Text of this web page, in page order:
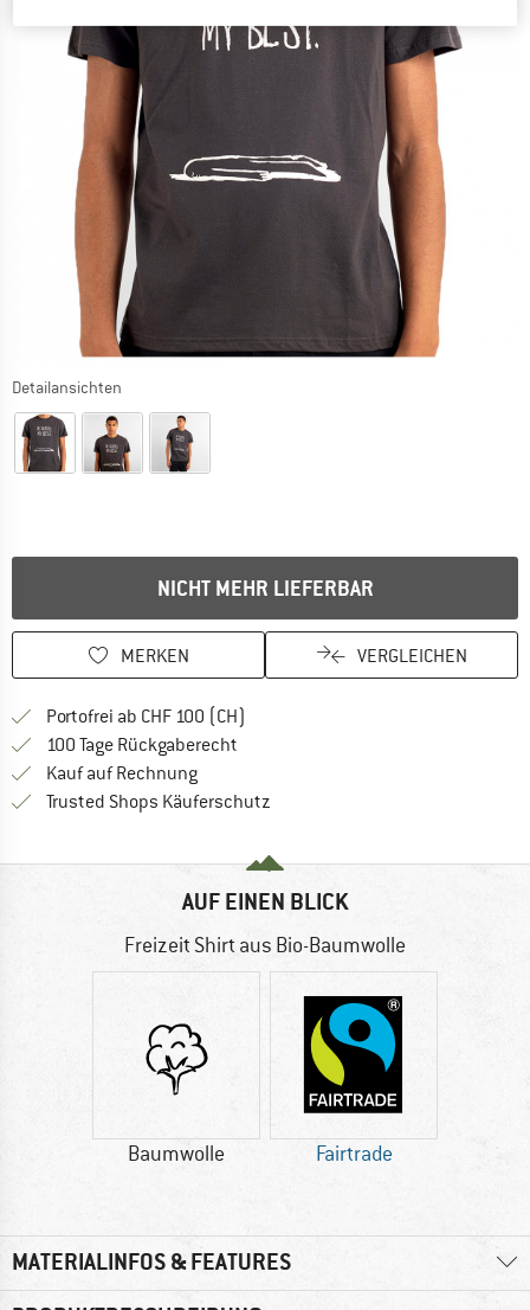
Detailansichten
NICHT MEHR LIEFERBAR
MERKEN VERGLEICHEN
Portofrei ab CHF 100 (CH)
100 Tage Rückgaberecht
Kauf auf RechnungFinde die Zahlungs-Infos hier! Öffnet
Trusted Shops Käuferschutz
AUF EINEN BLICK
Freizeit Shirt aus Bio-Baumwolle
Baumwolle Fairtrade
MATERIALINFOS & FEATURES